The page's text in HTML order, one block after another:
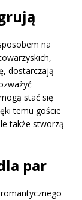
na
dostarczają
stać się
temu goście
także stworzą
par